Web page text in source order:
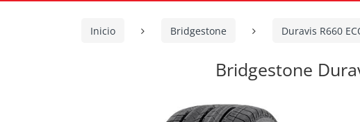
Inicio Bridgestone Duravis R660
Bridgestone